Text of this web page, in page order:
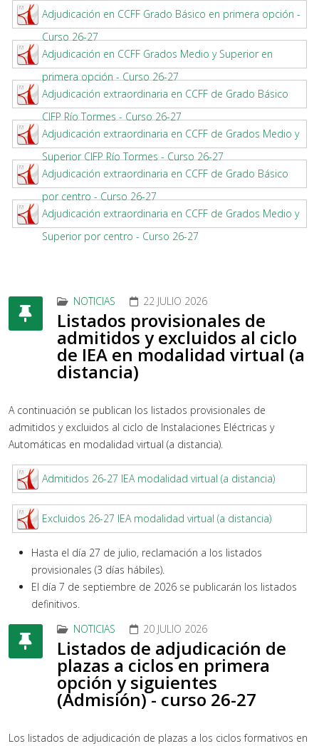
Adjudicación en CCFF Grado Básico en primera opción -
Curso 26-27
Adjudicación en CCFF Grados Medio y Superior en
primera opción - Curso 26-27
Adjudicación extraordinaria en CCFF de Grado Básico
CIFP Río Tormes - Curso 26-27
Adjudicación extraordinaria en CCFF de Grados Medio y
Superior CIFP Río Tormes - Curso 26-27
Adjudicación extraordinaria en CCFF de Grado Básico
por centro - Curso 26-27
Adjudicación extraordinaria en CCFF de Grados Medio y
Superior por centro - Curso 26-27
NOTICIAS 22 JULIO 2026
Listados provisionales de
admitidos y excluidos al ciclo
de IEA en modalidad virtual (a
distancia)
A continuación se publican los listados provisionales de
admitidos y excluidos al ciclo de Instalaciones Eléctricas y
Automáticas en modalidad virtual (a distancia).
Admitidos 26-27 IEA modalidad virtual (a distancia)
Excluidos 26-27 IEA modalidad virtual (a distancia)
Hasta el día 27 de julio, reclamación a los listados
provisionales (3 días hábiles).
El día 7 de septiembre de 2026 se publicarán los listados
definitivos.
NOTICIAS
20 JULIO 2026
Listados de adjudicación de
plazas a ciclos en primera
opción y siguientes
(Admisión) - curso 26-27
Los listados de adjudicación de plazas a los ciclos formativos en